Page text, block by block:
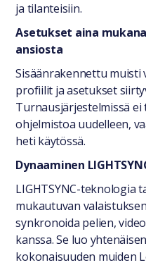
ja tilanteisiin.
Asetukset aina
ansiosta
Sisäänrakennettu muisti
profiilit ja asetukset
Turnausjärjestelmissä ei
ohjelmistoa uudelleen,
heti käytössä.
Dynaaminen
LIGHTSYNC-teknologia
mukautuvan
synkronoida pelien,
kanssa. Se luo
kokonaisuuden muiden